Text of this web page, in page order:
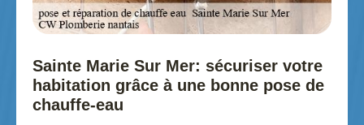
Sainte Marie Sur Mer: sécuriser votre
habitation grâce à une bonne pose de
chauffe-eau